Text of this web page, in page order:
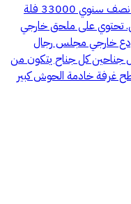
مبلغ الايجار السنوي ٦٠ الف الشهري 6000 نصف سنوي 33000 فلة
كامل. تحتوي على ملحق خارجي
خارجي مجلس رجال
جناحين كل جناح يتكون من
غرفة خادمة الحوش كبير